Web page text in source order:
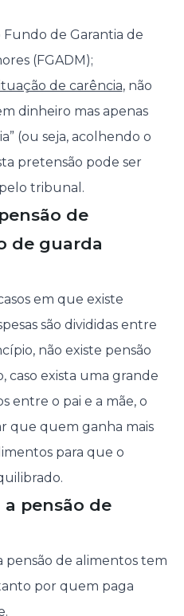
Fundo de Garantia de
(FGADM);
de carência, não
dinheiro mas apenas
(ou seja, acolhendo o
pretensão pode ser
tribunal.
de
de guarda
em que existe
são divididas entre
não existe pensão
caso exista uma grande
entre o pai e a mãe, o
que quem ganha mais
para que o
pensão de
pensão de alimentos tem
por quem paga